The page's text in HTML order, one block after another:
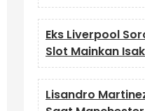
Eks Liverpool
Slot Mainkan
Lisandro